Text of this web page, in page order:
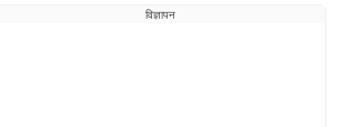
विज्ञापन